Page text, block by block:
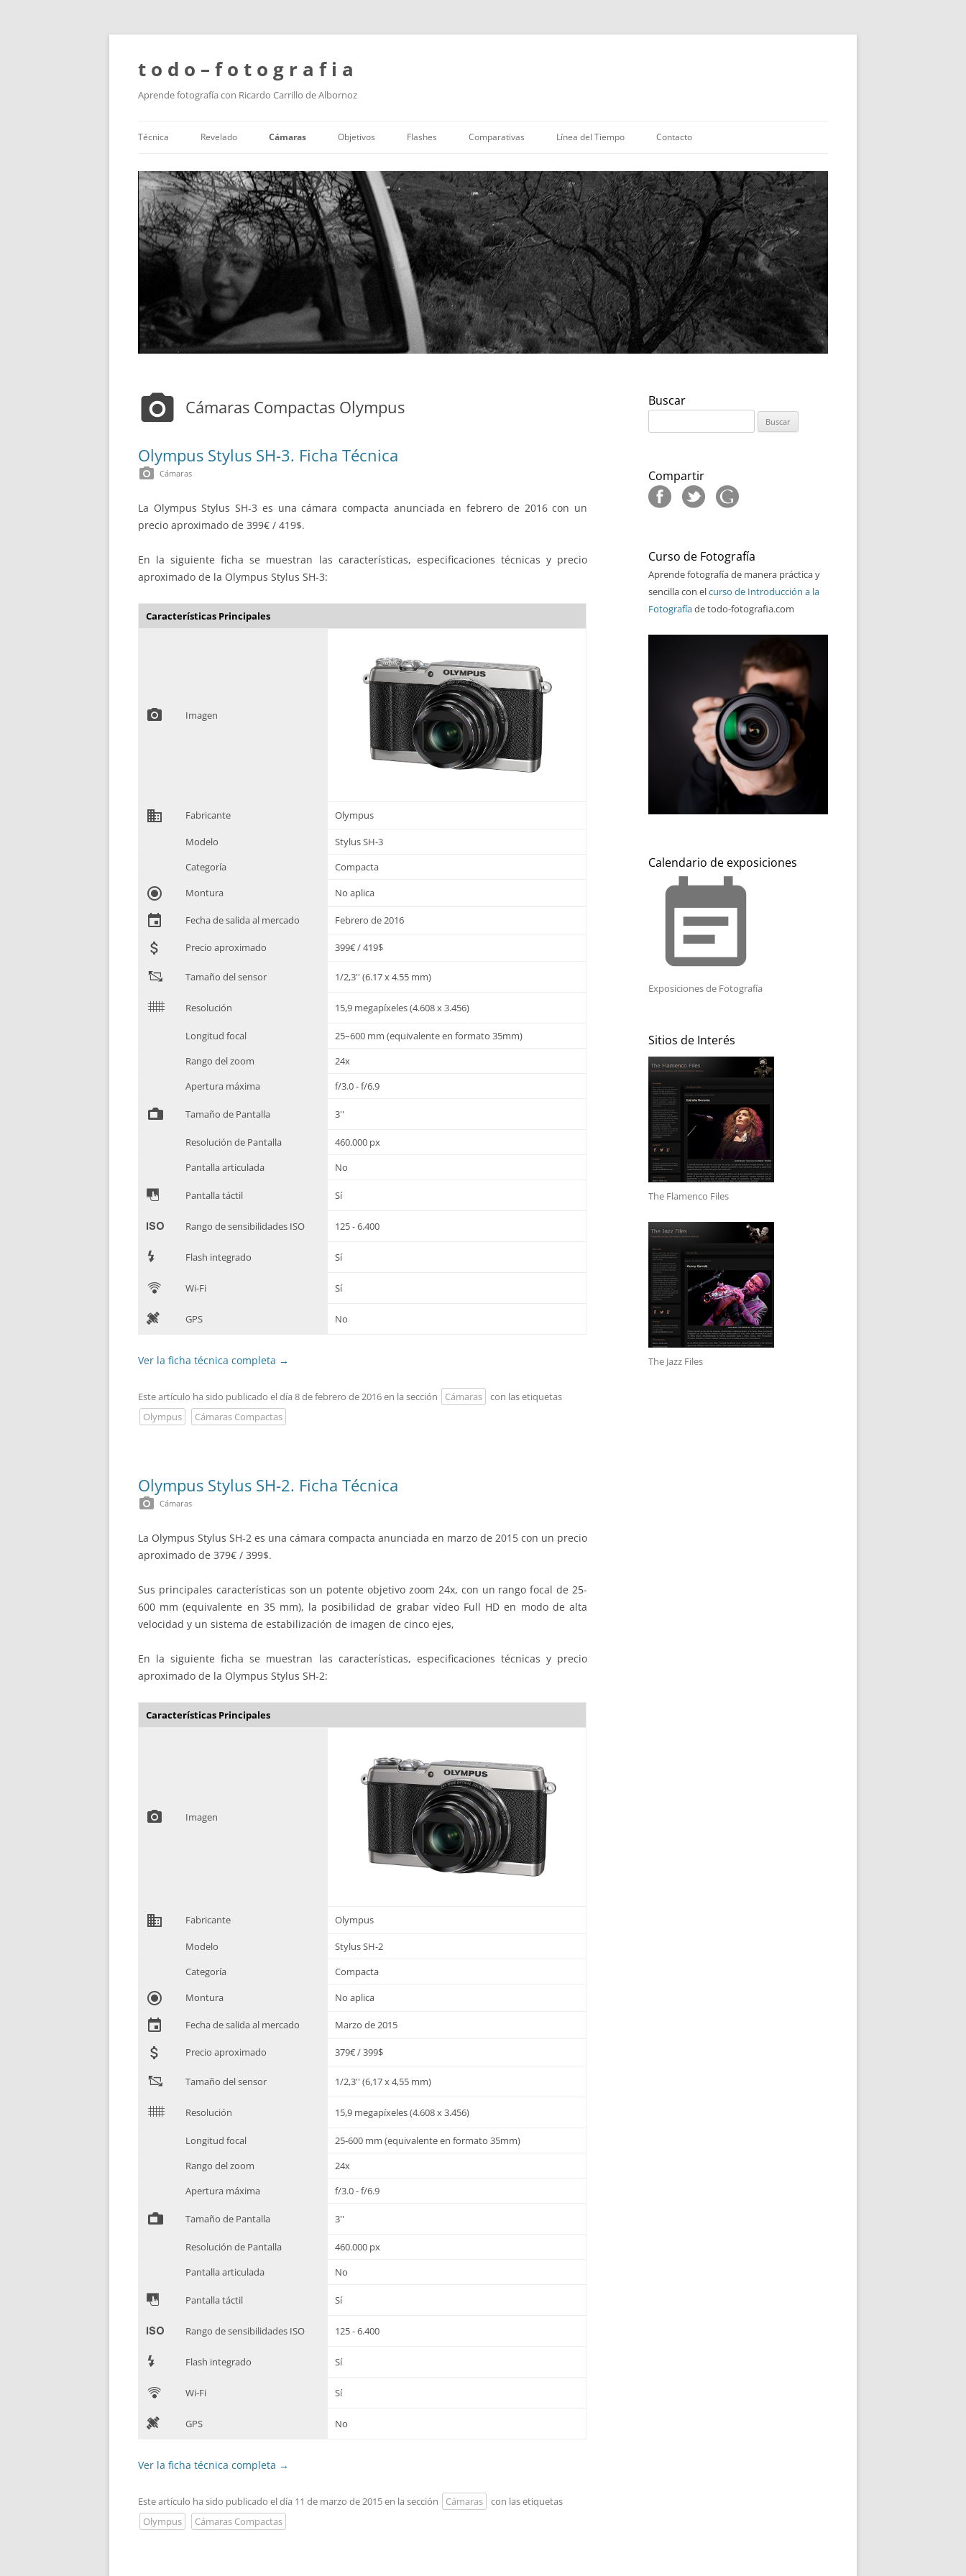
t o d o – f o t o g r a f i a
Aprende fotografía con Ricardo Carrillo de Albornoz
al
contenido
Técnica Revelado Cámaras Objetivos Flashes Comparativas Línea del Tiempo Contacto
photo_camera Cámaras Compactas Olympus
Olympus Stylus SH-3. Ficha Técnica
photo_camera Cámaras
La Olympus Stylus SH-3 es una cámara compacta anunciada en febrero de 2016 con un
precio aproximado de 399€ / 419$.
En la siguiente ficha se muestran las características, especificaciones técnicas y precio
aproximado de la Olympus Stylus SH-3:
Características Principales
photo_camera Imagen
domain Fabricante Olympus
Modelo
Stylus SH-3
Categoría
Compacta
radio_button_checked Montura No aplica
event Fecha de salida al mercado Febrero de 2016
attach_money Precio aproximado 399€ / 419$
" Tamaño del sensor 1/2,3'' (6.17 x 4.55 mm)
$ Resolución 15,9 megapíxeles (4.608 x 3.456)
Longitud focal
25–600 mm (equivalente en formato 35mm)
Rango del zoom
24x
Apertura máxima
f/3.0 - f/6.9
% Tamaño de Pantalla 3''
Resolución de Pantalla
460.000 px
Pantalla articulada
No
& Pantalla táctil Sí
' Rango de sensibilidades ISO 125 - 6.400
7 Flash integrado Sí
C Wi-Fi Sí
D GPS No
Ver la ficha técnica completa →
Este artículo ha sido publicado el día 8 de febrero de 2016 en la sección Cámaras
con las etiquetas
Olympus
Cámaras Compactas
Olympus Stylus SH-2. Ficha Técnica
photo_camera Cámaras
La Olympus Stylus SH-2 es una cámara compacta anunciada en marzo de 2015 con un precio
aproximado de 379€ / 399$.
Sus principales características son un potente objetivo zoom 24x, con un rango focal de 25-
600 mm (equivalente en 35 mm), la posibilidad de grabar vídeo Full HD en modo de alta
velocidad y un sistema de estabilización de imagen de cinco ejes,
En la siguiente ficha se muestran las características, especificaciones técnicas y precio
aproximado de la Olympus Stylus SH-2:
Características Principales
photo_camera Imagen
domain Fabricante Olympus
Modelo
Stylus SH-2
Categoría
Compacta
radio_button_checked Montura No aplica
event Fecha de salida al mercado Marzo de 2015
attach_money Precio aproximado 379€ / 399$
" Tamaño del sensor 1/2,3'' (6,17 x 4,55 mm)
$ Resolución 15,9 megapíxeles (4.608 x 3.456)
Longitud focal
25-600 mm (equivalente en formato 35mm)
Rango del zoom
24x
Apertura máxima
f/3.0 - f/6.9
% Tamaño de Pantalla 3''
Resolución de Pantalla
460.000 px
Pantalla articulada
No
& Pantalla táctil Sí
' Rango de sensibilidades ISO 125 - 6.400
7 Flash integrado Sí
C Wi-Fi Sí
D GPS No
Ver la ficha técnica completa →
Este artículo ha sido publicado el día 11 de marzo de 2015 en la sección Cámaras
con las etiquetas
Olympus
Cámaras Compactas
Buscar
Compartir
Curso de Fotografía
Aprende fotografía de manera práctica y
sencilla con elcurso de Introducción a la
Fotografíade todo-fotografia.com
Calendario de exposiciones
event_note
Exposiciones de Fotografía
Sitios de Interés
The Flamenco Files
The Jazz Files